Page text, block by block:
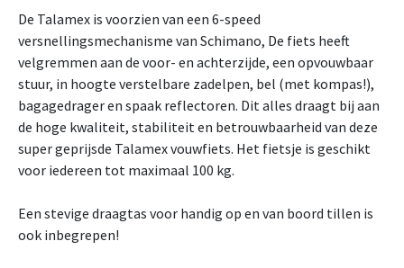
De Talamex is voorzien van een 6-speed
versnellingsmechanisme van Schimano, De fiets heeft
velgremmen aan de voor- en achterzijde, een opvouwbaar
stuur, in hoogte verstelbare zadelpen, bel (met kompas!),
bagagedrager en spaak reflectoren. Dit alles draagt bij aan
de hoge kwaliteit, stabiliteit en betrouwbaarheid van deze
super geprijsde Talamex vouwfiets. Het fietsje is geschikt
voor iedereen tot maximaal 100 kg.
Een stevige draagtas voor handig op en van boord tillen is
ook inbegrepen!